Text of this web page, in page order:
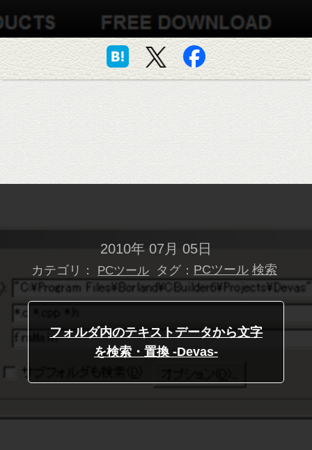
2010年 07月 05日
カテゴリ： PCツール タグ： PCツール 検索
フォルダ内のテキストデータから文字
を検索・置換 -Devas-